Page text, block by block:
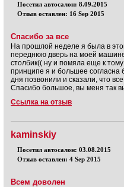
Посетил автосалон: 8.09.2015
Отзыв оставлен: 16 Sep 2015
Спасибо за все
На прошлой неделе я была в
переднюю дверь на моей
столбик(( ну и помяла еще к
принципе я и большее
дня позвонили и сказали, что
Спасибо большое, вы меня так
Ссылка на отзыв
kaminskiy
Посетил автосалон: 03.08.2015
Отзыв оставлен: 4 Sep 2015
Всем доволен